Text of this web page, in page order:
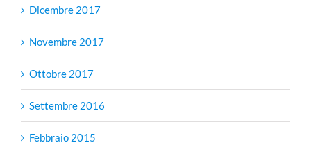
Dicembre 2017
Novembre 2017
Ottobre 2017
Settembre 2016
Febbraio 2015